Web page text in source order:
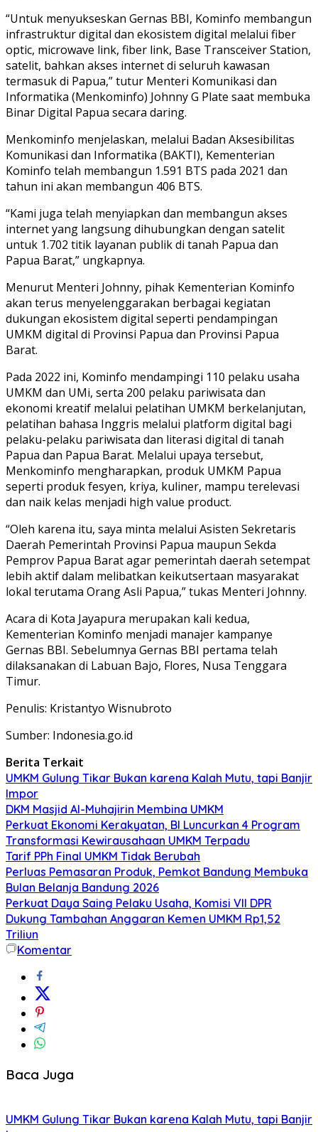
“Untuk menyukseskan Gernas BBI, Kominfo membangun
infrastruktur digital dan ekosistem digital melalui fiber
optic, microwave link, fiber link, Base Transceiver Station,
satelit, bahkan akses internet di seluruh kawasan
termasuk di Papua,” tutur Menteri Komunikasi dan
Informatika (Menkominfo) Johnny G Plate saat membuka
Binar Digital Papua secara daring.
Menkominfo menjelaskan, melalui Badan Aksesibilitas
Komunikasi dan Informatika (BAKTI), Kementerian
Kominfo telah membangun 1.591 BTS pada 2021 dan
tahun ini akan membangun 406 BTS.
“Kami juga telah menyiapkan dan membangun akses
internet yang langsung dihubungkan dengan satelit
untuk 1.702 titik layanan publik di tanah Papua dan
Papua Barat,” ungkapnya.
Menurut Menteri Johnny, pihak Kementerian Kominfo
akan terus menyelenggarakan berbagai kegiatan
dukungan ekosistem digital seperti pendampingan
UMKM digital di Provinsi Papua dan Provinsi Papua
Barat.
Pada 2022 ini, Kominfo mendampingi 110 pelaku usaha
UMKM dan UMi, serta 200 pelaku pariwisata dan
ekonomi kreatif melalui pelatihan UMKM berkelanjutan,
pelatihan bahasa Inggris melalui platform digital bagi
pelaku-pelaku pariwisata dan literasi digital di tanah
Papua dan Papua Barat. Melalui upaya tersebut,
Menkominfo mengharapkan, produk UMKM Papua
seperti produk fesyen, kriya, kuliner, mampu terelevasi
dan naik kelas menjadi high value product.
“Oleh karena itu, saya minta melalui Asisten Sekretaris
Daerah Pemerintah Provinsi Papua maupun Sekda
Pemprov Papua Barat agar pemerintah daerah setempat
lebih aktif dalam melibatkan keikutsertaan masyarakat
lokal terutama Orang Asli Papua,” tukas Menteri Johnny.
Acara di Kota Jayapura merupakan kali kedua,
Kementerian Kominfo menjadi manajer kampanye
Gernas BBI. Sebelumnya Gernas BBI pertama telah
dilaksanakan di Labuan Bajo, Flores, Nusa Tenggara
Timur.
Penulis: Kristantyo Wisnubroto
Sumber: Indonesia.go.id
Berita Terkait
UMKM Gulung Tikar Bukan karena Kalah Mutu, tapi Banjir
Impor
DKM Masjid Al-Muhajirin Membina UMKM
Perkuat Ekonomi Kerakyatan, BI Luncurkan 4 Program
Transformasi Kewirausahaan UMKM Terpadu
Tarif PPh Final UMKM Tidak Berubah
Perluas Pemasaran Produk, Pemkot Bandung Membuka
Bulan Belanja Bandung 2026
Perkuat Daya Saing Pelaku Usaha, Komisi VII DPR
Dukung Tambahan Anggaran Kemen UMKM Rp1,52
Triliun
Komentar
Baca Juga
UMKM Gulung Tikar Bukan karena Kalah Mutu, tapi Banjir